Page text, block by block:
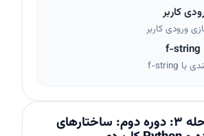
کاربر
3
: دوره دوم: ساختارهای